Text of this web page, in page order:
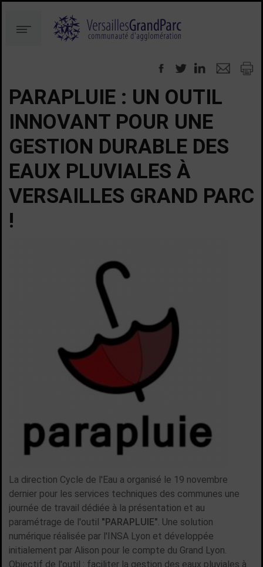
au
contenu
à
Menu
PARAPLUIE : UN OUTIL
INNOVANT POUR UNE
GESTION DURABLE DES
EAUX PLUVIALES À
VERSAILLES GRAND PARC
!
La direction Cycle de l'Eau a organisé le 19 novembre
dernier pour les services techniques des communes une
journée de travail dédiée à la présentation et au
paramétrage de l'outil "PARAPLUIE". Une solution
numérique réalisée par l'INSA Lyon et développée
initialement par Alison pour le compte du Grand Lyon.
Objectif de l'outil : faciliter la gestion des eaux pluviales à